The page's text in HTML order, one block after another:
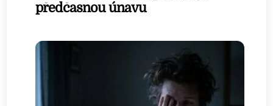
předčasnou únavu